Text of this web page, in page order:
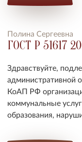
Полина Сергеевна
ГОСТ Р 51617
Здравствуйте,
административной
КоАП РФ
коммунальные
образования,